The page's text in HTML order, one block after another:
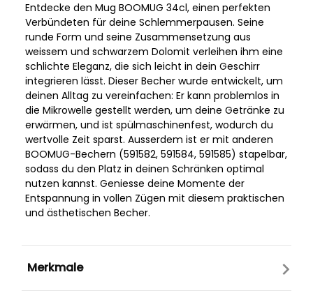
Entdecke den Mug BOOMUG 34cl, einen perfekten
Verbündeten für deine Schlemmerpausen. Seine
runde Form und seine Zusammensetzung aus
weissem und schwarzem Dolomit verleihen ihm eine
schlichte Eleganz, die sich leicht in dein Geschirr
integrieren lässt. Dieser Becher wurde entwickelt, um
deinen Alltag zu vereinfachen: Er kann problemlos in
die Mikrowelle gestellt werden, um deine Getränke zu
erwärmen, und ist spülmaschinenfest, wodurch du
wertvolle Zeit sparst. Ausserdem ist er mit anderen
BOOMUG-Bechern (591582, 591584, 591585) stapelbar,
sodass du den Platz in deinen Schränken optimal
nutzen kannst. Geniesse deine Momente der
Entspannung in vollen Zügen mit diesem praktischen
und ästhetischen Becher.
Merkmale